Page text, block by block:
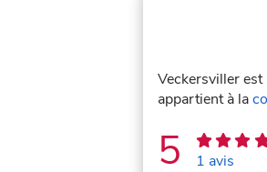
Veckersviller
appartient à la
5 1 avis